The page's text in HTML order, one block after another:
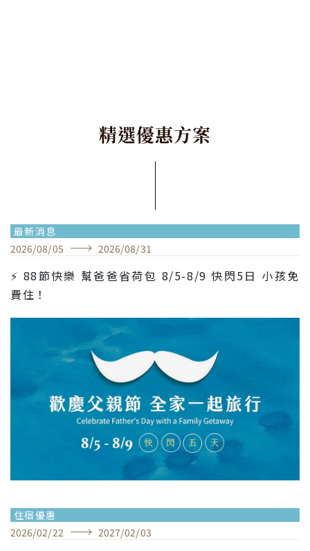
精選優惠方案
最新消息
2026/08/05 2026/08/31
⚡ 88節快樂 幫爸爸省荷包 8/5-8/9 快閃5日 小孩免
費住！
住宿優惠
2026/02/22 2027/02/03